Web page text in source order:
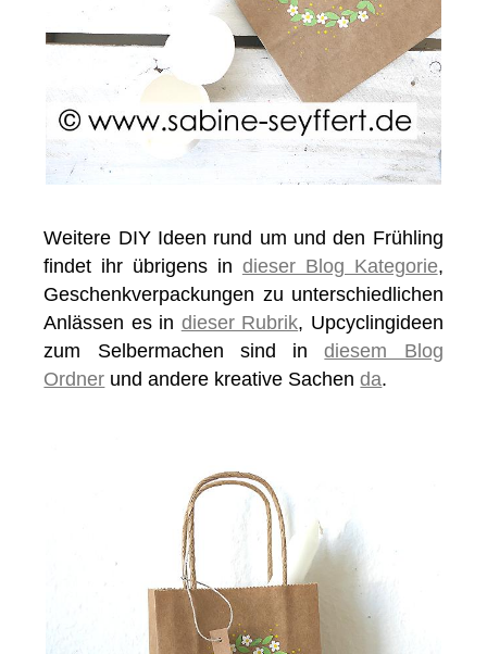
Weitere DIY Ideen rund um und den Frühling
findet ihr übrigens in dieser Blog Kategorie,
Geschenkverpackungen zu unterschiedlichen
Anlässen es in dieser Rubrik, Upcyclingideen
zum Selbermachen sind indiesem Blog
Ordner und andere kreative Sachenda.